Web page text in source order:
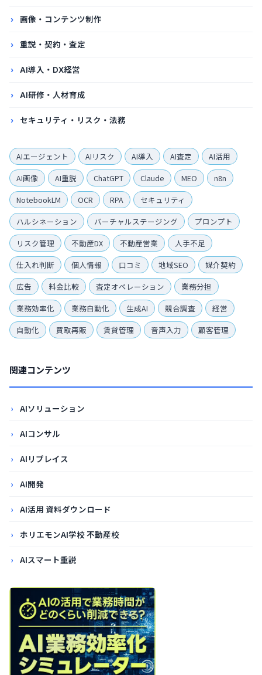
画像・コンテンツ制作
重説・契約・査定
AI導入・DX経営
AI研修・人材育成
セキュリティ・リスク・法務
AIエージェント AIリスク AI導入 AI査定
AI活用
AI画像
AI重説 ChatGPT Claude MEO
n8n
NotebookLM
OCR RPA
セキュリティ
ハルシネーション
バーチャルステージング
プロンプト
リスク管理
不動産DX 不動産営業
人手不足
仕入れ判断
個人情報 口コミ 地域SEO
媒介契約
広告
料金比較 査定オペレーション
業務分担
業務効率化
業務自動化 生成AI 競合調査
経営
自動化
買取再販 賃貸管理 音声入力 顧客管理
関連コンテンツ
AIソリューション
AIコンサル
AIリプレイス
AI開発
AI活用 資料ダウンロード
ホリエモンAI学校 不動産校
AIスマート重説